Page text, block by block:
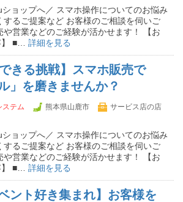
ョップへ／ スマホ操作についてのお悩み
するご提案など お客様のご相談を伺いご
や営業などのご経験が活かせます！ 【お
】 ■… 詳細を見る
きる挑戦】スマホ販売で
」を磨きませんか？
ステム 熊本県山鹿市
サービス店の店
ョップへ／ スマホ操作についてのお悩み
するご提案など お客様のご相談を伺いご
や営業などのご経験が活かせます！ 【お
】 ■… 詳細を見る
ント好き集まれ】お客様を